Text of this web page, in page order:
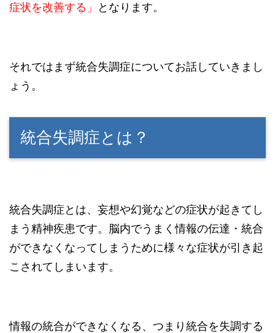
症状を改善する」
となります。
それではまず統合失調症についてお話していきまし
ょう。
統合失調症とは？
統合失調症とは、妄想や幻覚などの症状が起きてし
まう精神疾患です。脳内でうまく情報の伝達・統合
ができなくなってしまうために様々な症状が引き起
こされてしまいます。
情報の統合ができなくなる、つまり統合を失調する